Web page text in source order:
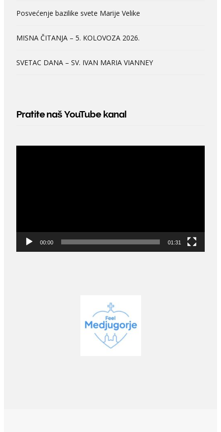
Posvećenje bazilike svete Marije Velike
MISNA ČITANJA – 5. KOLOVOZA 2026.
SVETAC DANA – SV. IVAN MARIA VIANNEY
Pratite naš YouTube kanal
00:00 01:31